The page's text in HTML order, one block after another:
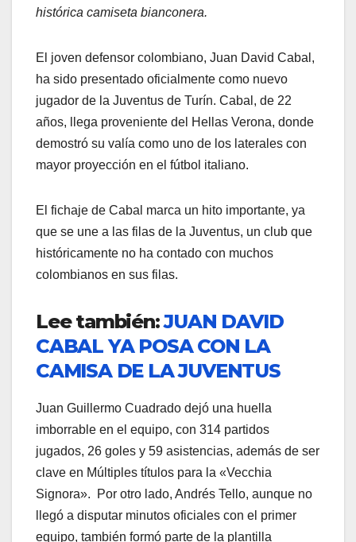
histórica camiseta bianconera.
El joven defensor colombiano, Juan David Cabal,
ha sido presentado oficialmente como nuevo
jugador de la Juventus de Turín. Cabal, de 22
años, llega proveniente del Hellas Verona, donde
demostró su valía como uno de los laterales con
mayor proyección en el fútbol italiano.
El fichaje de Cabal marca un hito importante, ya
que se une a las filas de la Juventus, un club que
históricamente no ha contado con muchos
colombianos en sus filas.
Lee también:JUAN DAVID
CABAL YA POSA CON LA
CAMISA DE LA JUVENTUS
Juan Guillermo Cuadrado dejó una huella
imborrable en el equipo, con 314 partidos
jugados, 26 goles y 59 asistencias, además de ser
clave en Múltiples títulos para la «Vecchia
Signora».
Por otro lado, Andrés Tello, aunque no
llegó a disputar minutos oficiales con el primer
equipo, también formó parte de la plantilla